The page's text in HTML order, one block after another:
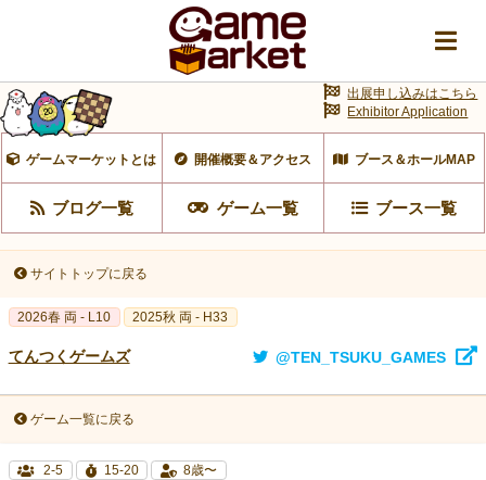
ゲームマーケットとは 開催概要＆アクセス ブース＆ホールMAP
ブログ一覧 ゲーム一覧 ブース一覧
出展申し込みはこちら
Exhibitor Application
サイトトップに戻る
2026春 両 - L10 2025秋 両 - H33
てんつくゲームズ @TEN_TSUKU_GAMES
ゲーム一覧に戻る
2-5 15-20 8歳〜